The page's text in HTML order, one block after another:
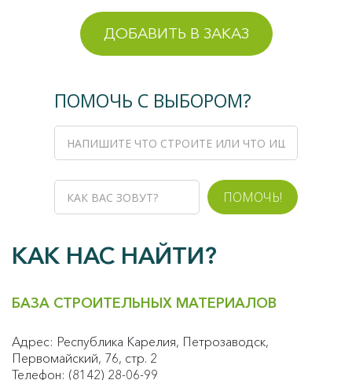
ДОБАВИТЬ В ЗАКАЗ
ПОМОЧЬ С ВЫБОРОМ?
ПОМОЧЬ!
КАК НАС НАЙТИ?
БАЗА СТРОИТЕЛЬНЫХ МАТЕРИАЛОВ
Адрес: Республика Карелия, Петрозаводск,
Первомайский, 76, стр. 2
Телефон: (8142) 28-06-99